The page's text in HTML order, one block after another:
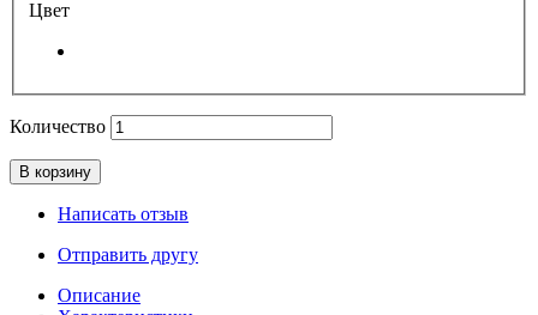
Цвет
Количество
В корзину
Написать отзыв
Отправить другу
Описание